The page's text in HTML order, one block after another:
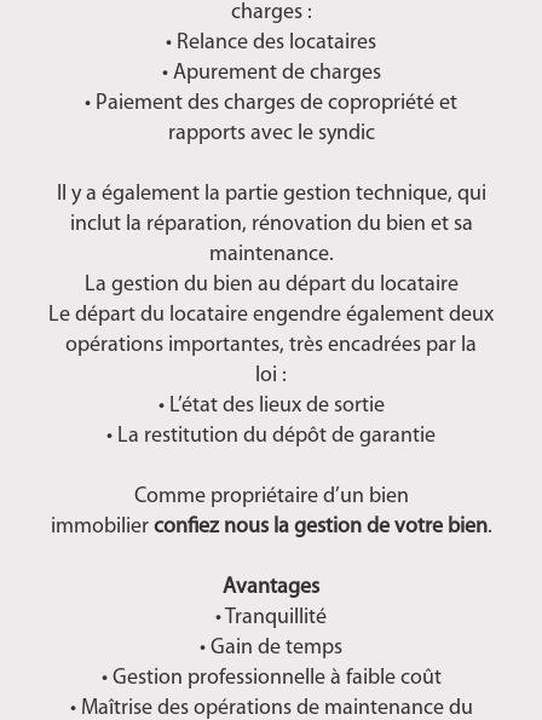
charges :
• Relance des locataires
• Apurement de charges
• Paiement des charges de copropriété et
rapports avec le syndic
Il y a également la partie gestion technique, qui
inclut la réparation, rénovation du bien et sa
maintenance.
La gestion du bien au départ du locataire
Le départ du locataire engendre également deux
opérations importantes, très encadrées par la
loi :
• L’état des lieux de sortie
• La restitution du dépôt de garantie
Comme propriétaire d’un bien
immobilier confiez nous la gestion de votre bien.
Avantages
• Tranquillité
• Gain de temps
• Gestion professionnelle à faible coût
• Maîtrise des opérations de maintenance du